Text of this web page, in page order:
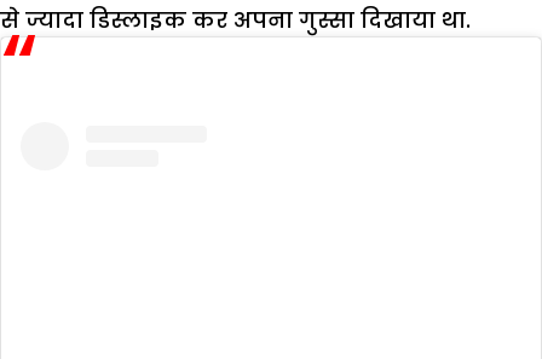
से ज्यादा डिस्लाइक कर अपना गुस्सा दिखाया था.